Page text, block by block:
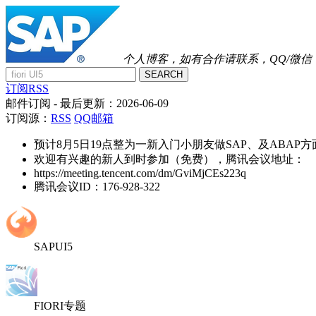
个人博客，如有合作请联系，QQ/微信
SEARCH
订阅RSS
邮件订阅 - 最后更新： 2026-06-09
订阅源： RSS QQ邮箱
预计8月5日19点整为一新入门小朋友做SAP、及ABAP方
欢迎有兴趣的新人到时参加（免费），腾讯会议地址：
https://meeting.tencent.com/dm/GviMjCEs223q
腾讯会议ID：176-928-322
SAPUI5
FIORI专题